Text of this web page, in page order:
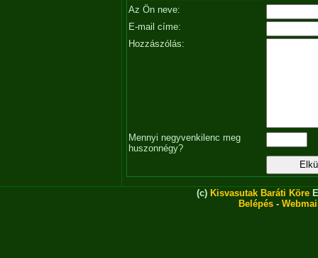
Az Ön neve:
E-mail címe:
Hozzászólás:
Mennyi negyvenkilenc meg
huszonnégy?
(c) Kisvasutak Baráti Köre
Belépés -